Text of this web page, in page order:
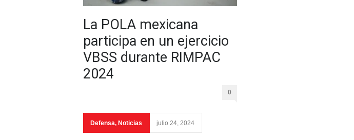
La POLA mexicana
participa en un ejercicio
VBSS durante RIMPAC
2024
0
Defensa, Noticias julio 24, 2024